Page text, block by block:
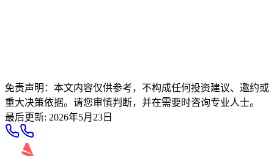
免责声明：本文内容仅供参考，不构成任何投资建议、邀约或
重大决策依据。请您审慎判断，并在需要时咨询专业人士。
最后更新: 2026年5月23日